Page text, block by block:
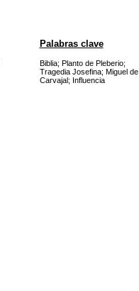
Palabras clave
Biblia; Planto de Pleberio;
Tragedia Josefina; Miguel de
Carvajal; Influencia